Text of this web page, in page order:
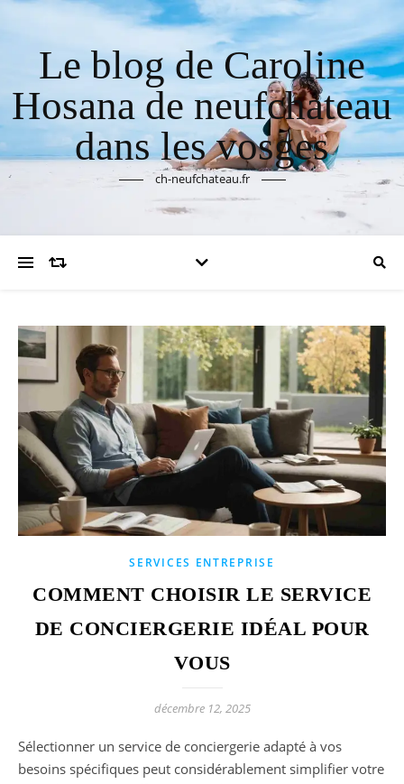
Le blog de Caroline
Hosana de neufchateau
dans les vosges
ch-neufchateau.fr
SERVICES ENTREPRISE
COMMENT CHOISIR LE SERVICE
DE CONCIERGERIE IDÉAL POUR
VOUS
décembre 12, 2025
Sélectionner un service de conciergerie adapté à vos
besoins spécifiques peut considérablement simplifier votre